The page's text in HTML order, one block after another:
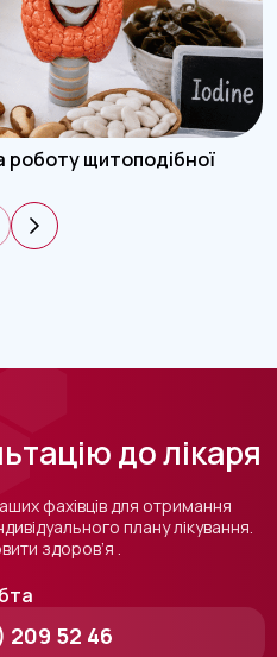
роботу щитоподібної
до лікаря
фахівців для отримання
плану лікування.
здоров’я .
209 52 46